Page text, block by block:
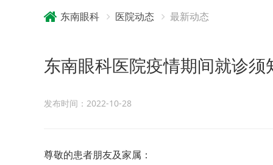
东南眼科 医院动态 最新动态
东南眼科医院疫情期间就诊须
发布时间：2022-10-28
尊敬的患者朋友及家属：